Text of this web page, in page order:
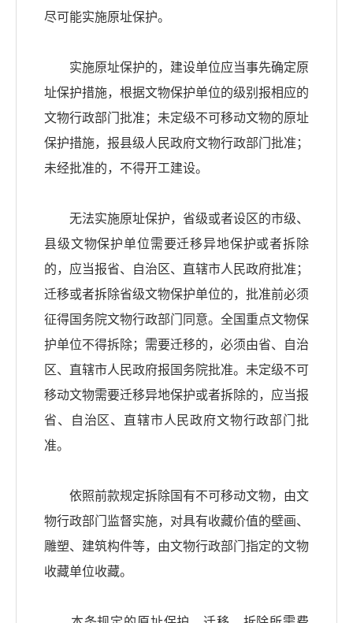
尽可能实施原址保护。
实施原址保护的，建设单位应当事先确定原
址保护措施，根据文物保护单位的级别报相应的
文物行政部门批准；未定级不可移动文物的原址
保护措施，报县级人民政府文物行政部门批准；
未经批准的，不得开工建设。
无法实施原址保护，省级或者设区的市级、
县级文物保护单位需要迁移异地保护或者拆除
的，应当报省、自治区、直辖市人民政府批准；
迁移或者拆除省级文物保护单位的，批准前必须
征得国务院文物行政部门同意。全国重点文物保
护单位不得拆除；需要迁移的，必须由省、自治
区、直辖市人民政府报国务院批准。未定级不可
移动文物需要迁移异地保护或者拆除的，应当报
省、自治区、直辖市人民政府文物行政部门批
准。
依照前款规定拆除国有不可移动文物，由文
物行政部门监督实施，对具有收藏价值的壁画、
雕塑、建筑构件等，由文物行政部门指定的文物
收藏单位收藏。